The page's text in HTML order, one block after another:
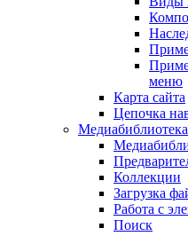
меню
Карта сайта
Цепочка
Медиабиблиотека
Коллекции
Загрузка
Работа с
Поиск